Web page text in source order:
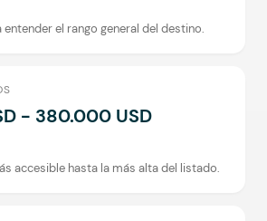
entender el rango general del destino.
- 380.000 USD
accesible hasta la más alta del listado.